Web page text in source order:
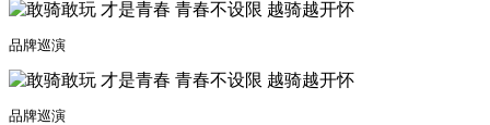
品牌巡演
品牌巡演